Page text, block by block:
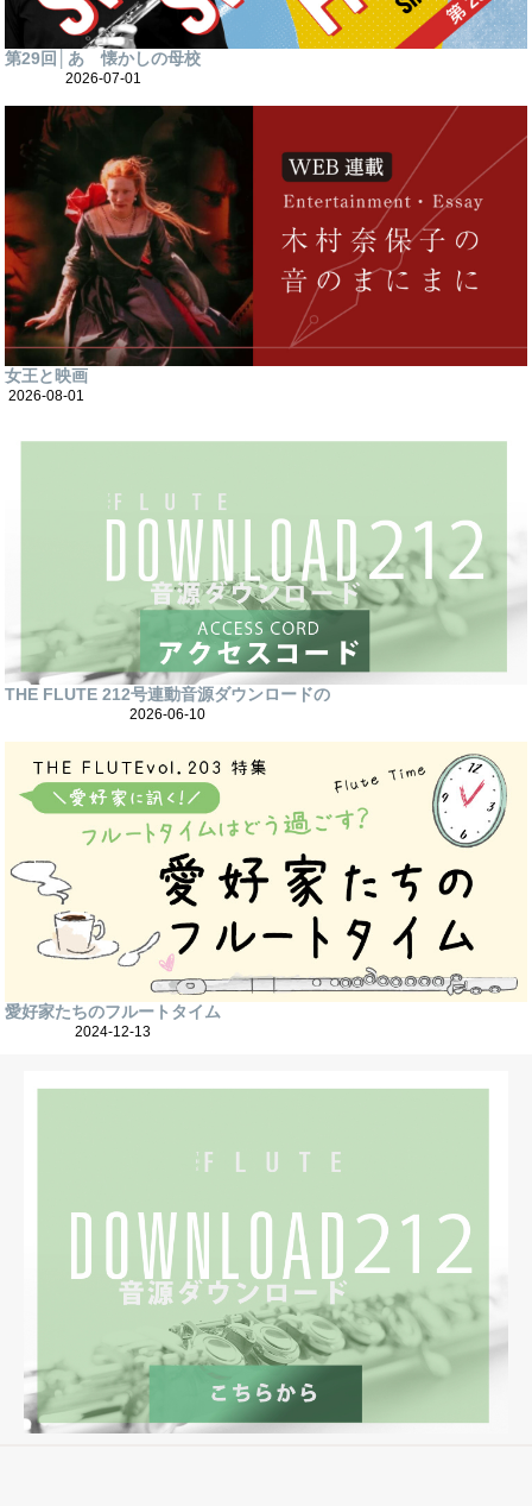
第29回│あゝ懐かしの母校
2026-07-01
女王と映画
2026-08-01
THE FLUTE 212号連動音源ダウンロードの
2026-06-10
愛好家たちのフルートタイム
2024-12-13